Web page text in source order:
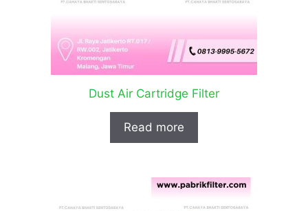
Dust Air Cartridge Filter
Read more